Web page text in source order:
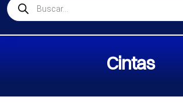
de
productos
Cintas